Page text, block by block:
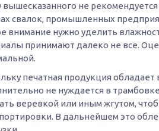
вышесказанного не
свалок, промышленных
внимание нужно уделить
принимают далеко не все.
печатная продукция
не нуждается в
веревкой или иным жгутом,
В дальнейшем это